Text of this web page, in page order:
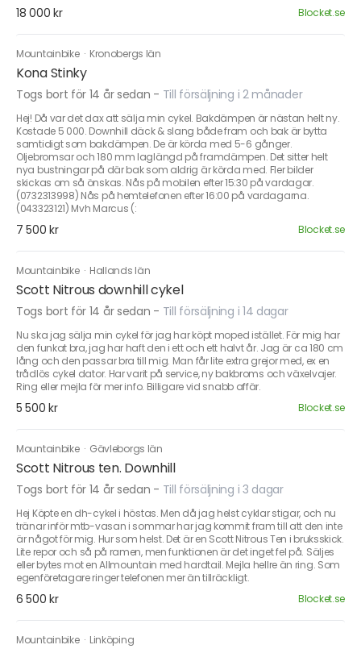
18 000 kr Blocket.se
Mountainbike · Kronobergs län
Kona Stinky
Togs bort för 14 år sedan - Till försäljning i 2 månader
Hej! Då var det dax att sälja min cykel. Bakdämpen är nästan helt ny.
Kostade 5 000. Downhill däck & slang både fram och bak är bytta
samtidigt som bakdämpen. De är körda med 5-6 gånger.
Oljebromsar och 180 mm laglängd på framdämpen. Det sitter helt
nya bustningar på där bak som aldrig är körda med. Fler bilder
skickas om så önskas. Nås på mobilen efter 15:30 på vardagar.
(0732313998) Nås på hemtelefonen efter 16:00 på vardagarna.
(043323121) Mvh Marcus (:
7 500 kr Blocket.se
Mountainbike · Hallands län
Scott Nitrous downhill cykel
Togs bort för 14 år sedan - Till försäljning i 14 dagar
Nu ska jag sälja min cykel för jag har köpt moped istället. För mig har
den funkat bra, jag har haft den i ett och ett halvt år. Jag är ca 180 cm
lång och den passar bra till mig. Man får lite extra grejor med, ex en
trådlös cykel dator. Har varit på service, ny bakbroms och växelvajer.
Ring eller mejla för mer info. Billigare vid snabb affär.
5 500 kr Blocket.se
Mountainbike · Gävleborgs län
Scott Nitrous ten. Downhill
Togs bort för 14 år sedan - Till försäljning i 3 dagar
Hej Köpte en dh-cykel i höstas. Men då jag helst cyklar stigar, och nu
tränar inför mtb-vasan i sommar har jag kommit fram till att den inte
är något för mig. Hur som helst. Det är en Scott Nitrous Ten i bruksskick.
Lite repor och så på ramen, men funktionen är det inget fel på. Säljes
eller bytes mot en Allmountain med hardtail. Mejla hellre än ring. Som
egenföretagare ringer telefonen mer än tillräckligt.
6 500 kr Blocket.se
Mountainbike · Linköping